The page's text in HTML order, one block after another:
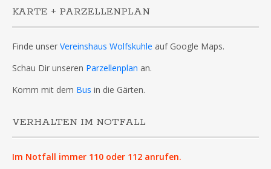
KARTE + PARZELLENPLAN
Finde unser Vereinshaus Wolfskuhle auf Google Maps.
Schau Dir unseren Parzellenplan an.
Komm mit dem Bus in die Gärten.
VERHALTEN IM NOTFALL
Im Notfall immer 110 oder 112 anrufen.